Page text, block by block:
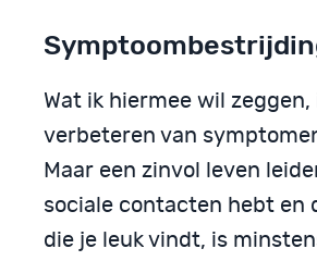
Wat ik hiermee wil
verbeteren van
Maar een zinvol leven
sociale contacten hebt en
die je leuk vindt, is